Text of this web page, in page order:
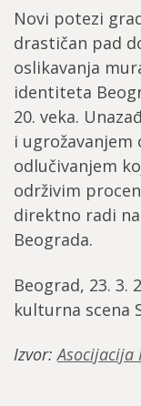
Novi potezi
drastičan pad
oslikavanja
identiteta
20. veka.
i
odlučivanjem
održivim
direktno radi
Beograda.
Beograd, 23. 3.
kulturna scena
Izvor:Asocijacija